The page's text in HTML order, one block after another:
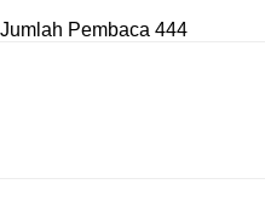
Jumlah Pembaca 444